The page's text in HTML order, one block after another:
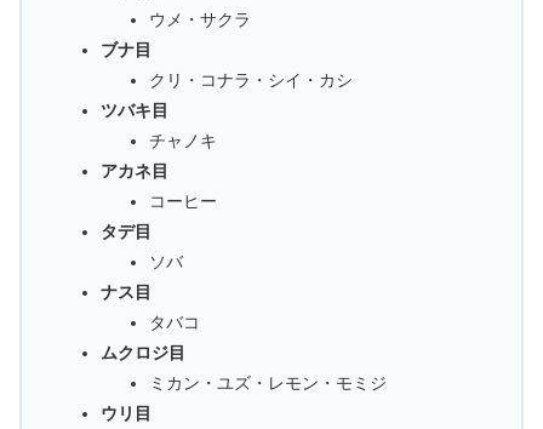
ウメ・サクラ
ブナ目
クリ・コナラ・シイ・カシ
ツバキ目
チャノキ
アカネ目
コーヒー
タデ目
ソバ
ナス目
タバコ
ムクロジ目
ミカン・ユズ・レモン・モミジ
ウリ目